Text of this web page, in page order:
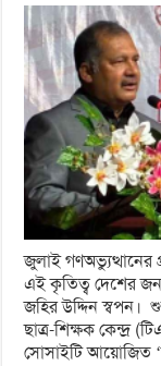
জুলাই গণঅভ্যুত্থানের
এই কৃতিত্ব দেশের
জহির উদ্দিন স্বপন।
ছাত্র-শিক্ষক কেন্দ্র
সোসাইটি আয়োজিত